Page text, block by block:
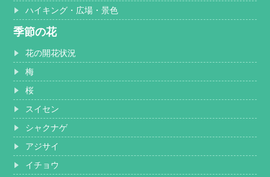
ハイキング・広場・景色
季節の花
花の開花状況
梅
桜
スイセン
シャクナゲ
アジサイ
イチョウ